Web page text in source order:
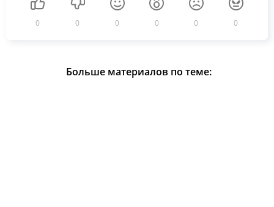
0 0 0 0 0 0
Больше материалов по теме: